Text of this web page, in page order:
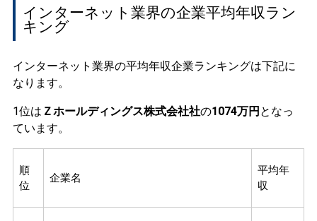
インターネット業界の企業平均年収ラン
キング
インターネット業界の平均年収企業ランキングは下記に
なります。
1位は Ｚホールディングス株式会社社の1074万円 となっ
ています。
順
位
企業名
平均年
収